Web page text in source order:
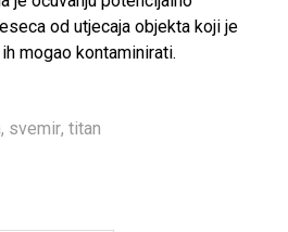
od utjecaja objekta koji je
mogao kontaminirati.
, svemir, titan